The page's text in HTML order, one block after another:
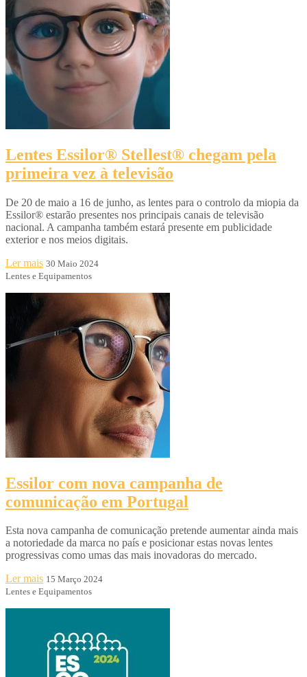
Lentes Essilor® Stellest® chegam pela
primeira vez à televisão
De 20 de maio a 16 de junho, as lentes para o controlo da miopia da
Essilor® estarão presentes nos principais canais de televisão
nacional. A campanha também estará presente em publicidade
exterior e nos meios digitais.
Ler mais 30 Maio 2024
Lentes e Equipamentos
Essilor com nova campanha de
comunicação em Portugal
Esta nova campanha de comunicação pretende aumentar ainda mais
a notoriedade da marca no país e posicionar estas novas lentes
progressivas como umas das mais inovadoras do mercado.
Ler mais 15 Março 2024
Lentes e Equipamentos